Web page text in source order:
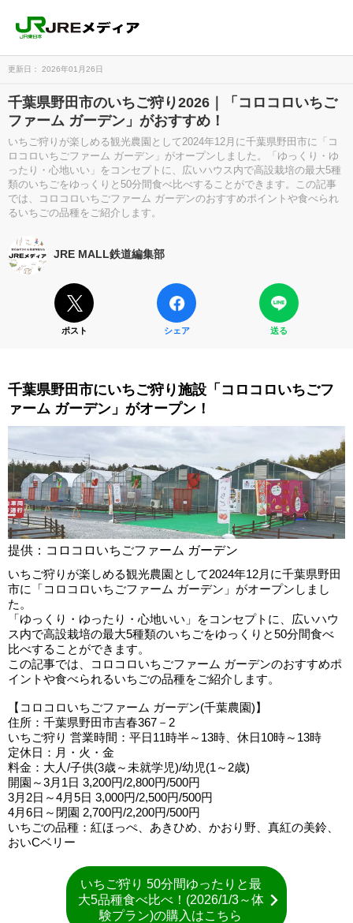
更新日： 2026年01月26日
千葉県野田市のいちご狩り2026｜「コロコロいちご
ファーム ガーデン」がおすすめ！
いちご狩りが楽しめる観光農園として2024年12月に千葉県野田市に「コ
ロコロいちごファーム ガーデン」がオープンしました。「ゆっくり・ゆ
ったり・心地いい」をコンセプトに、広いハウス内で高設栽培の最大5種
類のいちごをゆっくりと50分間食べ比べすることができます。この記事
では、コロコロいちごファーム ガーデンのおすすめポイントや食べられ
るいちごの品種をご紹介します。
JRE MALL鉄道編集部
ポスト シェア 送る
千葉県野田市にいちご狩り施設「コロコロいちごフ
ァーム ガーデン」がオープン！
提供：コロコロいちごファーム ガーデン
いちご狩りが楽しめる観光農園として2024年12月に千葉県野田
市に「コロコロいちごファーム ガーデン」がオープンしまし
た。
「ゆっくり・ゆったり・心地いい」をコンセプトに、広いハウ
ス内で高設栽培の最大5種類のいちごをゆっくりと50分間食べ
比べすることができます。
この記事では、コロコロいちごファーム ガーデンのおすすめポ
イントや食べられるいちごの品種をご紹介します。
【コロコロいちごファーム ガーデン(千葉農園)】
住所：千葉県野田市吉春367－2
いちご狩り 営業時間：平日11時半～13時、休日10時～13時
定休日：月・火・金
料金：大人/子供(3歳～未就学児)/幼児(1～2歳)
開園～3月1日 3,200円/2,800円/500円
3月2日～4月5日 3,000円/2,500円/500円
4月6日～閉園 2,700円/2,200円/500円
いちごの品種：紅ほっぺ、あきひめ、かおり野、真紅の美鈴、
おいCベリー
いちご狩り 50分間ゆったりと最
大5品種食べ比べ！(2026/1/3～体
験プラン)の購入はこちら